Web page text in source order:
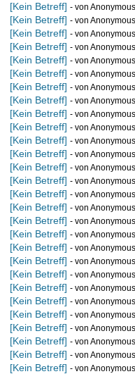
[Kein Betreff] - von
[Kein Betreff] - von
[Kein Betreff] - von
[Kein Betreff] - von
[Kein Betreff] - von
[Kein Betreff] - von
[Kein Betreff] - von
[Kein Betreff] - von
[Kein Betreff] - von
[Kein Betreff] - von
[Kein Betreff] - von
[Kein Betreff] - von
[Kein Betreff] - von
[Kein Betreff] - von
[Kein Betreff] - von
[Kein Betreff] - von
[Kein Betreff] - von
[Kein Betreff] - von
[Kein Betreff] - von
[Kein Betreff] - von
[Kein Betreff] - von
[Kein Betreff] - von
[Kein Betreff] - von
[Kein Betreff] - von
[Kein Betreff] - von
[Kein Betreff] - von
[Kein Betreff] - von
[Kein Betreff] - von